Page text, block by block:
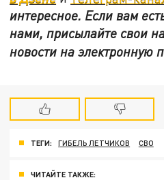
интересное. Если вам
нами, присылайте свои
новости на электронную
ТЕГИ: ГИБЕЛЬ ЛЕТЧИКОВ СВО
ЧИТАЙТЕ ТАКЖЕ: